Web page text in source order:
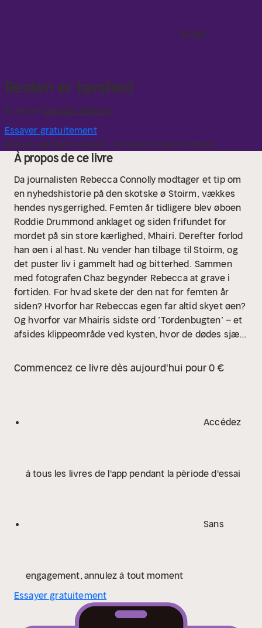
E-book
Resten er tavshed
Écrit par Douglas Skelton
Essayer gratuitement
Gratuit pendant 14 jours · Annulez à tout moment
À propos de ce livre
Da journalisten Rebecca Connolly modtager et tip om
en nyhedshistorie på den skotske ø Stoirm, vækkes
hendes nysgerrighed. Femten år tidligere blev øboen
Roddie Drummond anklaget og siden frifundet for
mordet på sin store kærlighed, Mhairi. Derefter forlod
han øen i al hast. Nu vender han tilbage til Stoirm, og
det puster liv i gammelt had og bitterhed. Sammen
med fotografen Chaz begynder Rebecca at grave i
fortiden. For hvad skete der den nat for femten år
siden? Hvorfor har Rebeccas egen far altid skyet øen?
Og hvorfor var Mhairis sidste ord ’Tordenbugten’ – et
afsides klippeområde ved kysten, hvor de dødes sjæle
Chaz møder dog en mur af tavshed fra øens beboere,
som dækker over hinanden og værner om øens
nyt lys.
Resten er tavshed er første bind i Douglas
Commencez ce livre dès aujourd'hui pour 0 €
Accédez
à tous les livres de l'app pendant la période d'essai
Sans
engagement, annulez à tout moment
Essayer gratuitement